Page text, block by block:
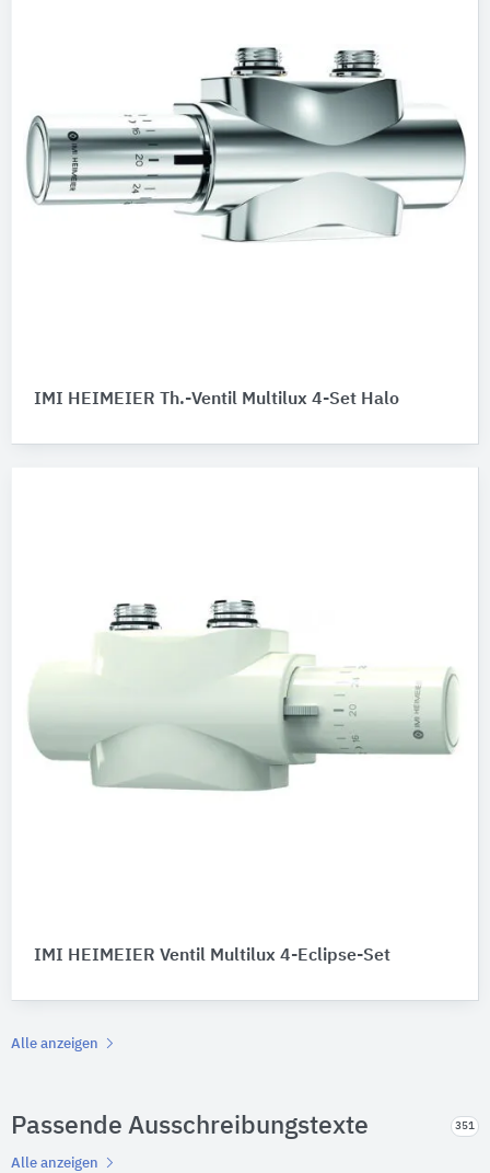
IMI HEIMEIER Th.-Ventil Multilux 4-Set Halo
IMI HEIMEIER Ventil Multilux 4-Eclipse-Set
Alle anzeigen
Passende Ausschreibungstexte 351
Alle anzeigen